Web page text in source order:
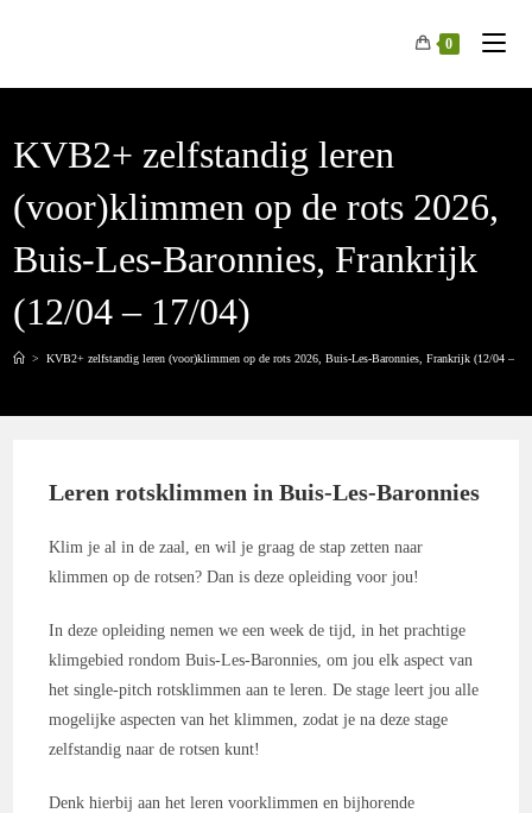
0
KVB2+ zelfstandig leren
(voor)klimmen op de rots 2026,
Buis-Les-Baronnies, Frankrijk
(12/04 – 17/04)
> KVB2+ zelfstandig leren (voor)klimmen op de rots 2026, Buis-Les-Baronnies, Frankrijk (12/04 –
Leren rotsklimmen in Buis-Les-Baronnies
Klim je al in de zaal, en wil je graag de stap zetten naar
klimmen op de rotsen? Dan is deze opleiding voor jou!
In deze opleiding nemen we een week de tijd, in het prachtige
klimgebied rondom Buis-Les-Baronnies, om jou elk aspect van
het single-pitch rotsklimmen aan te leren. De stage leert jou alle
mogelijke aspecten van het klimmen, zodat je na deze stage
zelfstandig naar de rotsen kunt!
Denk hierbij aan het leren voorklimmen en bijhorende